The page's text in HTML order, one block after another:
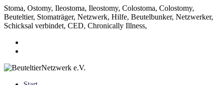
Stoma, Ostomy, Ileostoma, Ileostomy, Colostoma, Colostomy,
Beuteltier, Stomaträger, Netzwerk, Hilfe, Beutelbunker, Netzwerker,
Schicksal verbindet, CED, Chronically Illness,
Zum
Inhalt